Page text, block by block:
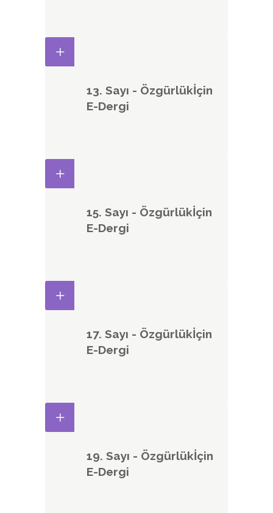
13. Sayı - Özgürlükİçin
E-Dergi
15. Sayı - Özgürlükİçin
E-Dergi
17. Sayı - Özgürlükİçin
E-Dergi
19. Sayı - Özgürlükİçin
E-Dergi